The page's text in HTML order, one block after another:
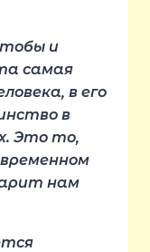
и
самая
в его
в
Это то,
нам